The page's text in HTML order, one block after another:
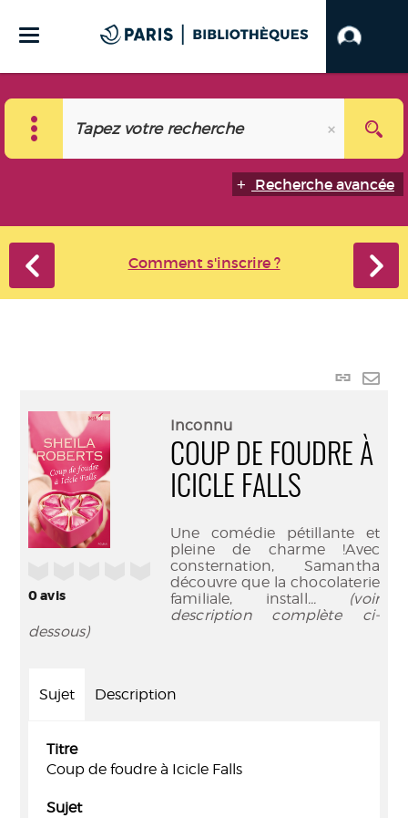
Recherche avancée
Comment s'inscrire ?
Lien
0avis
Inconnu
COUP DE FOUDRE À
ICICLE FALLS
Une comédie pétillante et
pleine de charme !Avec
consternation, Samantha
découvre que la chocolaterie
familiale, install... (voir
description complète ci-
dessous)
Sujet Description
Titre
Coup de foudre à Icicle Falls
Sujet